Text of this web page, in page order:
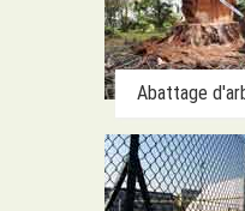
Abattage